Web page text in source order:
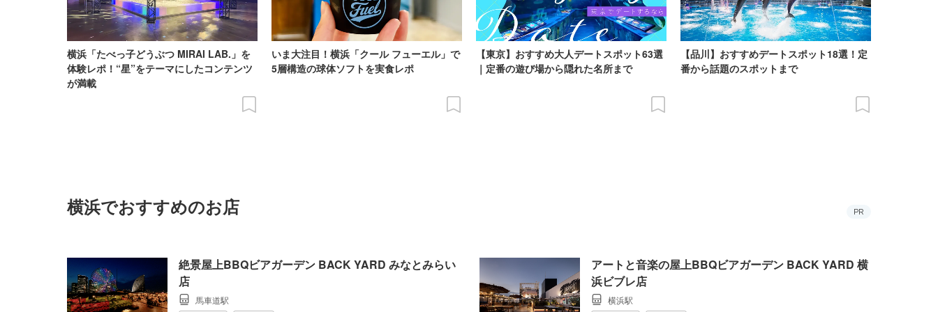
横浜「たべっ子どうぶつ MIRAI LAB.」を
体験レポ！“星”をテーマにしたコンテンツ
が満載
いま大注目！横浜「クール フューエル」で
5層構造の球体ソフトを実食レポ
【東京】おすすめ大人デートスポット63選
｜定番の遊び場から隠れた名所まで
【品川】おすすめデートスポット18選！定
番から話題のスポットまで
横浜でおすすめのお店 PR
絶景屋上BBQビアガーデン BACK YARD みなとみらい
店
馬車道駅
アートと音楽の屋上BBQビアガーデン BACK YARD 横
浜ビブレ店
横浜駅